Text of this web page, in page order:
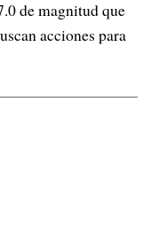
de magnitud que
acciones para